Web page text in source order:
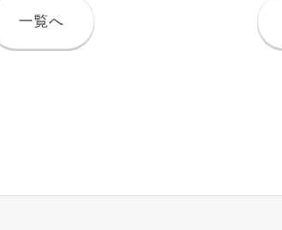
一覧へ